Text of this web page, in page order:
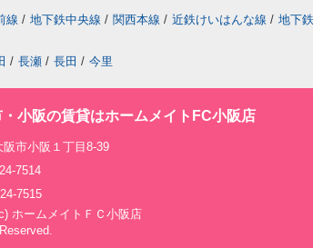
線 / 地下鉄中央線 / 関西本線 / 近鉄けいはんな線 / 地下
/ 長瀬 / 長田 / 今里
小阪の賃貸はホームメイトFC小阪店
阪市小阪１丁目8-39
7514
7515
ホームメイトＦＣ小阪店